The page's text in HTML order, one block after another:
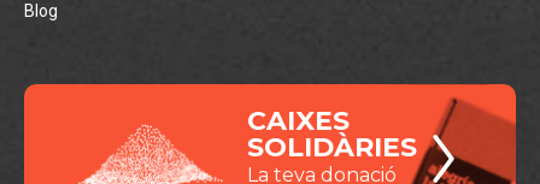
Blog
CAIXES
SOLIDÀRIES
La teva donació